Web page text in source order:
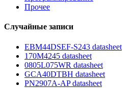
Прочее
Случайные записи
EBM44DSEF-S243 datasheet
170M4245 datasheet
0805L075WR datasheet
GCA40DTBH datasheet
PN2907A-AP datasheet